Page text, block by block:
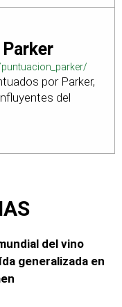
por Parker,
del
del vino
generalizada en